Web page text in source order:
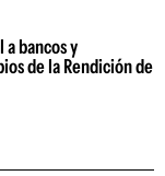
a bancos y
de la Rendición de